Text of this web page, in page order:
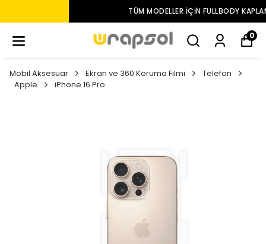
TÜM MODELLER IÇIN FULLBODY KAPLAMA
0
Mobil Aksesuar Ekran ve 360 Koruma Filmi
Telefon
Apple
iPhone 16 Pro